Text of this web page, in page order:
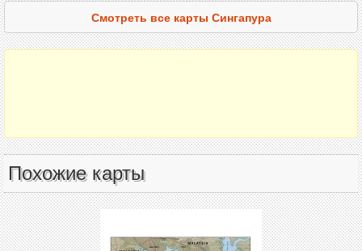
Смотреть все карты Сингапура
Похожие карты